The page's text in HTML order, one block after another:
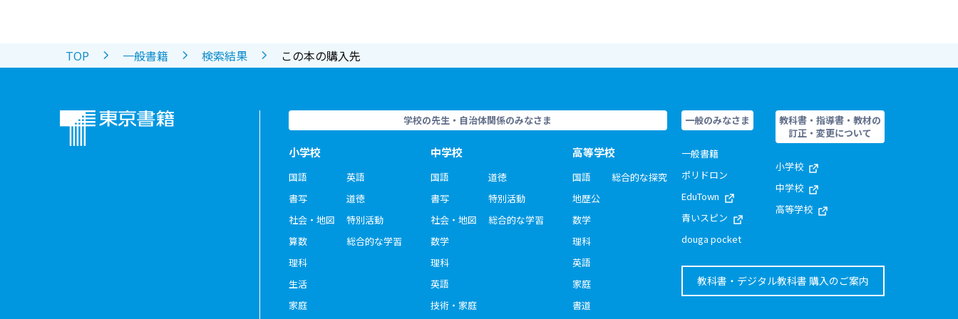
TOP 一般書籍 検索結果 この本の購入先
学校の先生・自治体関係のみなさま
小学校
国語
書写
社会・地図
算数
理科
生活
家庭
英語
道徳
特別活動
総合的な学習
中学校
国語
書写
社会・地図
数学
理科
英語
技術・家庭
道徳
特別活動
総合的な学習
高等学校
国語
地歴公
数学
理科
英語
家庭
書道
総合的な探究
一般のみなさま
一般書籍
ポリドロン
EduTown
青いスピン
douga pocket
教科書・指導書・教材の
訂正・変更について
小学校
中学校
高等学校
教科書・デジタル教科書 購入のご案内